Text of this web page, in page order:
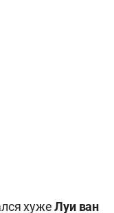
хужеЛуи ван